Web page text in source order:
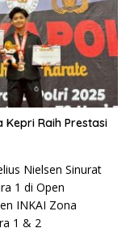
Raih Prestasi